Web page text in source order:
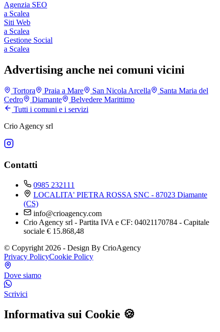
Agenzia SEO
a Scalea
Siti Web
a Scalea
Gestione Social
a Scalea
Advertising anche nei comuni vicini
Tortora Praia a Mare San Nicola Arcella
Santa Maria del
Cedro
Diamante
Belvedere Marittimo
Tutti i comuni e i servizi
Crio Agency srl
Contatti
0985 232111
LOCALITA' PIETRA ROSSA SNC - 87023 Diamante
(CS)
info@crioagency.com
Crio Agency srl - Partita IVA e CF: 04021170784 - Capitale
sociale € 15.868,48
© Copyright 2026 - Design By CrioAgency
Privacy PolicyCookie Policy
Dove siamo
Scrivici
Informativa sui Cookie 🍪